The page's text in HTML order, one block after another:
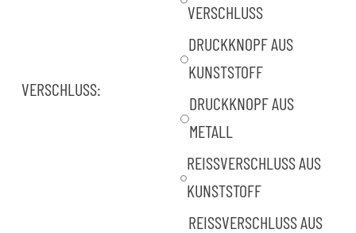
VERSCHLUSS:
VERSCHLUSS
DRUCKKNOPF AUS
KUNSTSTOFF
DRUCKKNOPF AUS
METALL
REISSVERSCHLUSS AUS K
UNSTSTOFF
REISSVERSCHLUSS AUS M